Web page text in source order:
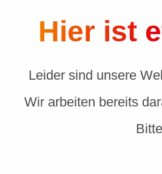
Hier ist
Leider sind unsere
Wir arbeiten bereits